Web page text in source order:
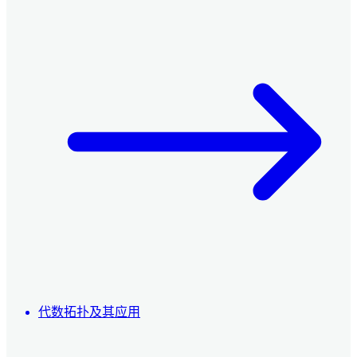
代数拓扑及其应用